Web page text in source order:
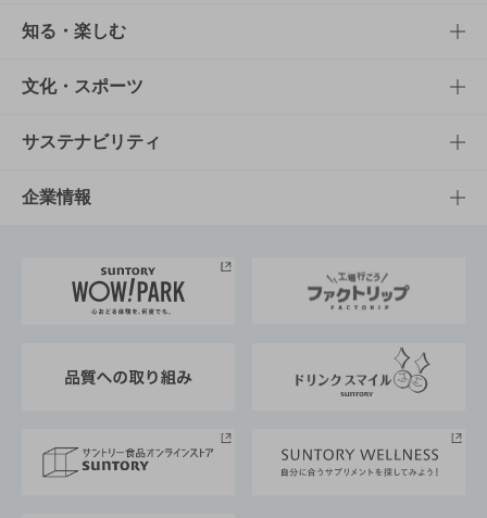
商品TOP
商品一覧
商品発売情報
栄養成分一覧
知る・楽しむ
知る・楽しむTOP
キャンペーン
工場見学
地域情報
文化・スポーツ
文化・スポーツTOP
サントリーホール
サントリーサンバーズ大阪
サステナビリティ
サステナビリティTOP
サントリーが考えるサステナビリティ経営
企業情報
企業概要
採用情報